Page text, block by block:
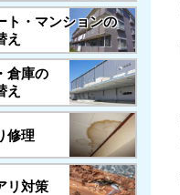
ト・マンションの
え
倉庫の
え
修理
リ対策